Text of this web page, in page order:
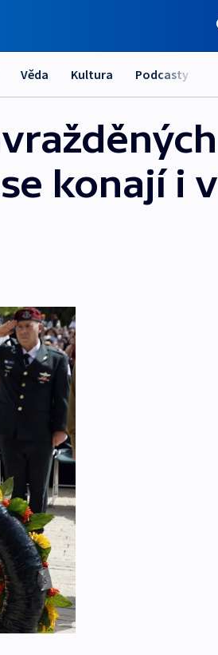
Věda Kultura Podcasty
konají i v